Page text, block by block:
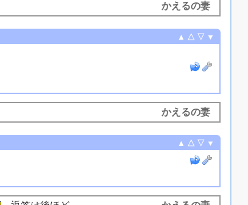
かえるの妻
▲ △ ▽ ▼
かえるの妻
▲ △ ▽ ▼